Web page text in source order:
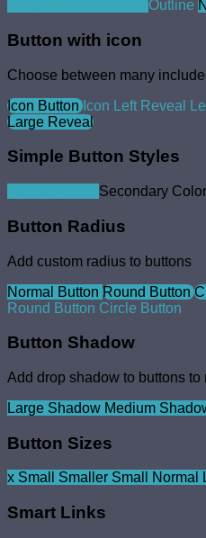
Outline
Button with icon
Choose between many
Icon Button Icon Left Reveal
Large Reveal
Simple Button Styles
Secondary Color
Button Radius
Add custom radius to buttons
Normal Button Round Button
Round Button Circle Button
Button Shadow
Add drop shadow to buttons to
Large Shadow Medium
Button Sizes
x Small Smaller Small Normal
Smart Links